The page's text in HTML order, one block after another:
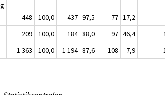
448 100,0 437 97,5 77 17,2
209 100,0 184 88,0 97 46,4
1 363 100,0 1 194 87,6 108 7,9